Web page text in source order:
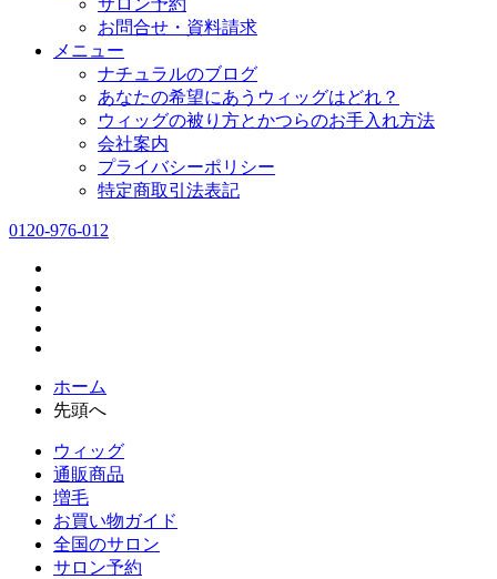
サロン予約
お問合せ・資料請求
メニュー
ナチュラルのブログ
あなたの希望にあうウィッグはどれ？
ウィッグの被り方とかつらのお手入れ方法
会社案内
プライバシーポリシー
特定商取引法表記
0120-976-012
ホーム
先頭へ
ウィッグ
通販商品
増毛
お買い物ガイド
全国のサロン
サロン予約